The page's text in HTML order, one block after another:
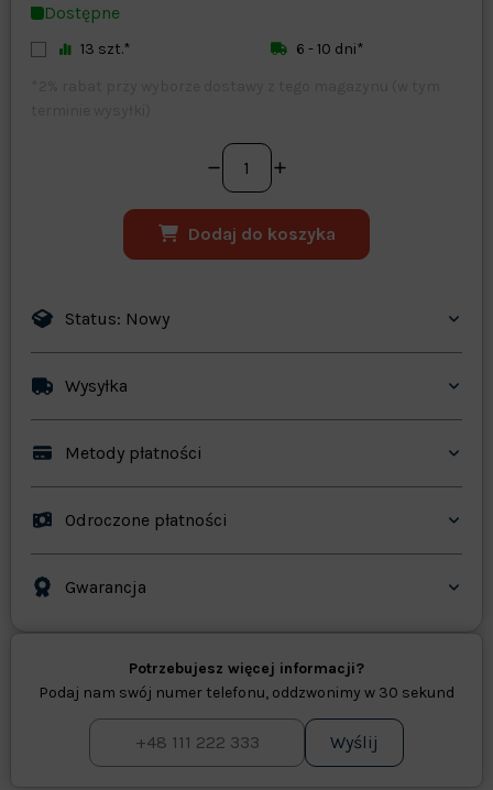
Dostępne
13 szt.*
6 - 10 dni*
Dodaj do koszyka
Status: Nowy
Wysyłka
Metody płatności
Odroczone płatności
Gwarancja
Potrzebujesz więcej informacji?
Podaj nam swój numer telefonu, oddzwonimy w 30 sekund
Wyślij